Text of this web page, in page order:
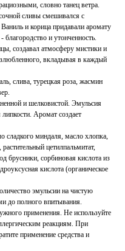
словно танец ветра.
сливы смешивался с
и корица придавали аромату
благородство и утонченность.
создавал атмосферу мистики и
вкладывая в каждый
слива, турецкая роза, жасмин
и шелковистой. Эмульсия
Аромат создает
сладкого миндаля, масло хлопка,
цетилпальмитат,
брусники, сорбиновая кислота из
кислота (органическое
эмульсии на чистую
до полного впитывания.
применения. Не используйте
реакциям. При
применение средства и